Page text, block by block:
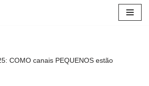
COMO canais PEQUENOS estão